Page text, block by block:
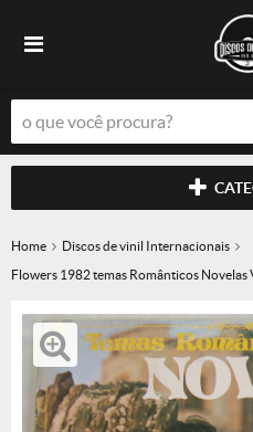
Home
Discos de vinil Internacionais
Flowers 1982 temas Românticos Novelas